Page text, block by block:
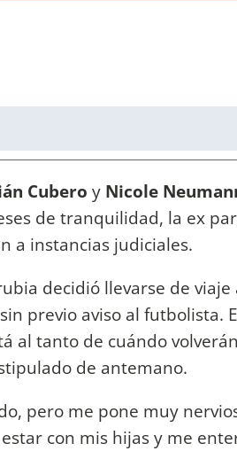
Cubero y Nicole
de tranquilidad, la ex
a instancias judiciales.
decidió llevarse de viaje
previo aviso al futbolista.
al tanto de cuándo
de antemano.
pero me pone muy
con mis hijas y me